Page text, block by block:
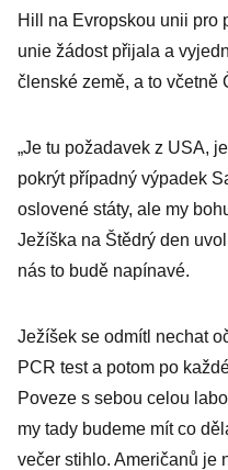
Hill na Evropskou unii pro
unie žádost přijala a
členské země, a to včetně
„Je tu požadavek z USA,
pokrýt případný výpadek
oslovené státy, ale my
Ježíška na Štědrý den
nás to budě napínavé.
Ježíšek se odmítl nechat
PCR test a potom po
Poveze s sebou celou
my tady budeme mít co
večer stihlo. Američanů je